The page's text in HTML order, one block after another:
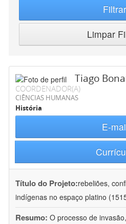
Filtrar
Limpar
Tiago
COORDENADOR(A)
CIÊNCIAS HUMANAS
História
E-
Título do Projeto:rebeliões,
indígenas no espaço platino
Resumo: O processo de